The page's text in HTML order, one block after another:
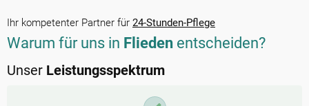
Ihr kompetenter Partner für 24-Stunden-Pflege
Warum für uns in Flieden entscheiden?
Unser Leistungsspektrum